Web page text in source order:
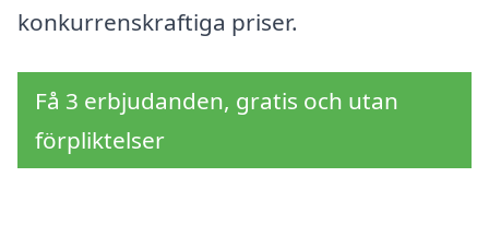
konkurrenskraftiga priser.
Få 3 erbjudanden, gratis och utan
förpliktelser